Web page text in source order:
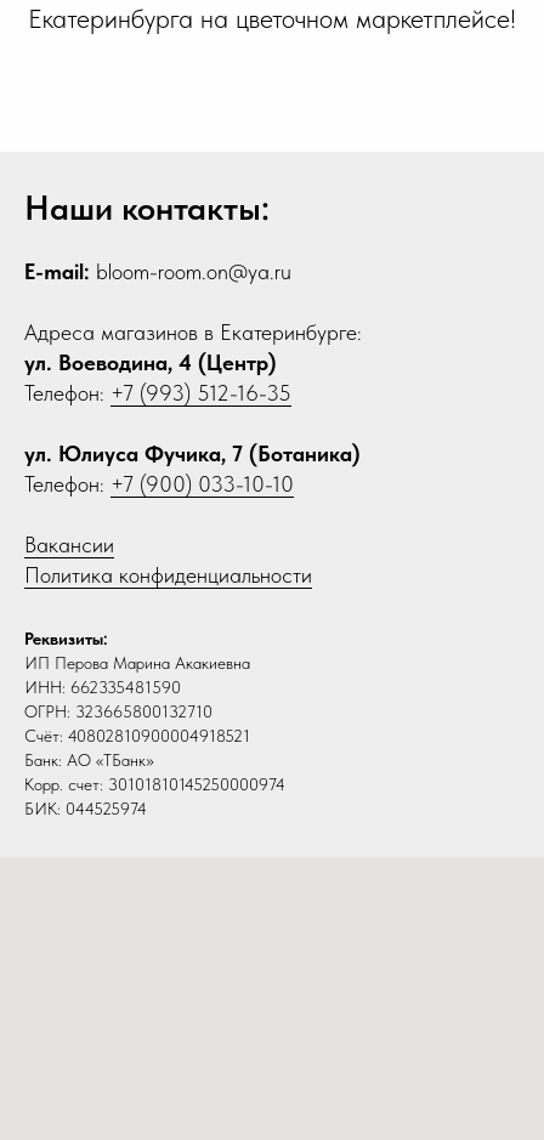
Екатеринбурга на цветочном маркетплейсе!
Наши контакты:
E-mail: bloom-room.on@ya.ru
Адреса магазинов в Екатеринбурге:
ул. Воеводина, 4 (Центр)
Телефон: +7 (993) 512-16-35
ул. Юлиуса Фучика, 7 (Ботаника)
Телефон: +7 (900) 033-10-10
Вакансии
Политика конфиденциальности
Реквизиты:
ИП Перова Марина Акакиевна
ИНН: 662335481590
ОГРН: 323665800132710
Счёт: 40802810900004918521
Банк: АО «ТБанк»
Корр. счет: 30101810145250000974
БИК: 044525974